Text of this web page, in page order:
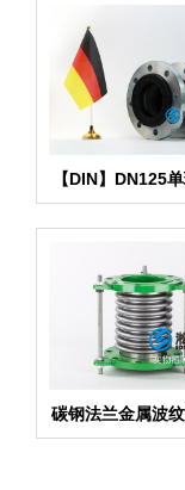
【DIN】DN125
橡胶接头
碳钢法兰金属波
产品